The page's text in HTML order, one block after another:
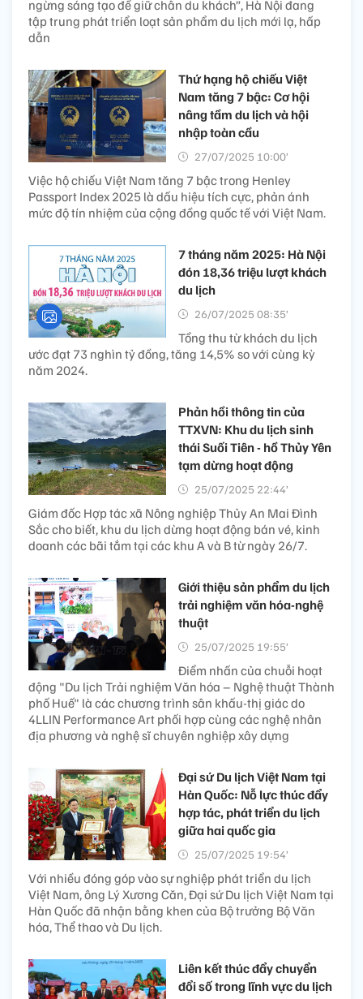
ngừng sáng tạo để giữ chân du khách”, Hà Nội đang
tập trung phát triển loạt sản phẩm du lịch mới lạ, hấp
dẫn
Thứ hạng hộ chiếu Việt
Nam tăng 7 bậc: Cơ hội
nâng tầm du lịch và hội
nhập toàn cầu
27/07/2025 10:00’
Việc hộ chiếu Việt Nam tăng 7 bậc trong Henley
Passport Index 2025 là dấu hiệu tích cực, phản ánh
mức độ tín nhiệm của cộng đồng quốc tế với Việt Nam.
7 tháng năm 2025: Hà Nội
đón 18,36 triệu lượt khách
du lịch
26/07/2025 08:35’
Tổng thu từ khách du lịch
ước đạt 73 nghìn tỷ đồng, tăng 14,5% so với cùng kỳ
năm 2024.
Phản hồi thông tin của
TTXVN: Khu du lịch sinh
thái Suối Tiên - hồ Thủy Yên
tạm dừng hoạt động
25/07/2025 22:44’
Giám đốc Hợp tác xã Nông nghiệp Thủy An Mai Đình
Sắc cho biết, khu du lịch dừng hoạt động bán vé, kinh
doanh các bãi tắm tại các khu A và B từ ngày 26/7.
Giới thiệu sản phẩm du lịch
trải nghiệm văn hóa-nghệ
thuật
25/07/2025 19:55’
Điểm nhấn của chuỗi hoạt
động "Du lịch Trải nghiệm Văn hóa – Nghệ thuật Thành
phố Huế" là các chương trình sân khấu-thị giác do
4LLIN Performance Art phối hợp cùng các nghệ nhân
địa phương và nghệ sĩ chuyên nghiệp xây dựng
Đại sứ Du lịch Việt Nam tại
Hàn Quốc: Nỗ lực thúc đẩy
hợp tác, phát triển du lịch
giữa hai quốc gia
25/07/2025 19:54’
Với nhiều đóng góp vào sự nghiệp phát triển du lịch
Việt Nam, ông Lý Xương Căn, Đại sứ Du lịch Việt Nam tại
Hàn Quốc đã nhận bằng khen của Bộ trưởng Bộ Văn
hóa, Thể thao và Du lịch.
Liên kết thúc đẩy chuyển
đổi số trong lĩnh vực du lịch